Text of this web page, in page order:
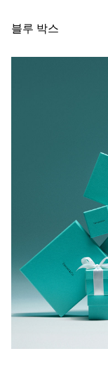
블루 박스